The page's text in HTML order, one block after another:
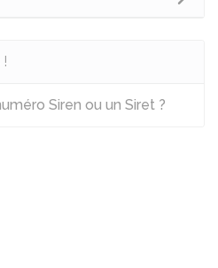
Siren ou un Siret ?